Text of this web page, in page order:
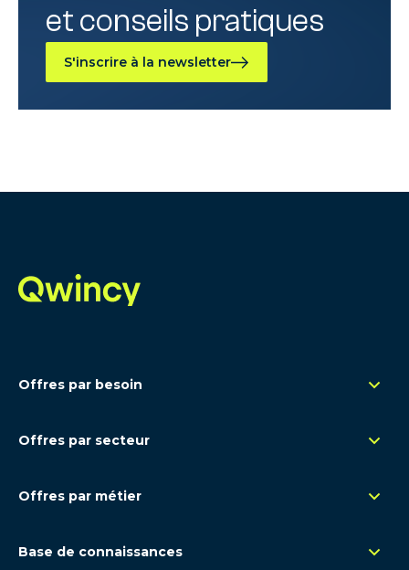
et conseils pratiques
S'inscrire à la newsletter
Offres par besoin
Renfort opérationnel
Offres par secteur
Santé - Pharma
Offres par métier
Comptabilité
Base de connaissances